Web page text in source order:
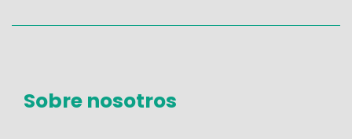
Sobre nosotros